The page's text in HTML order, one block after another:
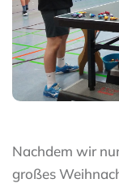
Nachdem wir
großes